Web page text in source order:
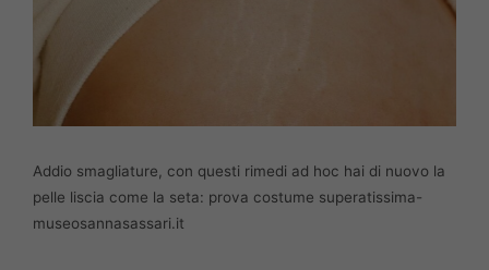
Addio smagliature, con questi rimedi ad hoc hai di nuovo la
pelle liscia come la seta: prova costume superatissima-
museosannasassari.it